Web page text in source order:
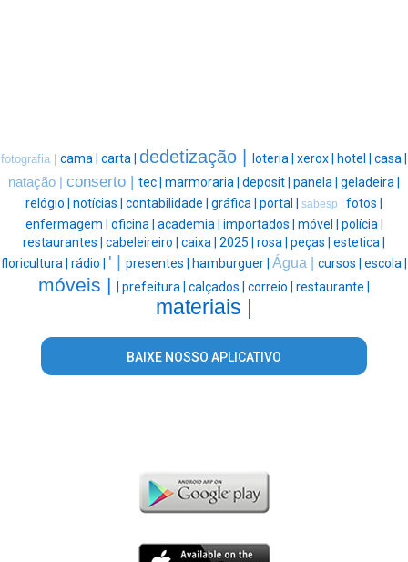
fotografia | cama | carta | dedetização | loteria | xerox | hotel | casa |
natação | conserto | tec | marmoraria | deposit | panela | geladeira |
relógio | notícias | contabilidade | gráfica | portal | sabesp | fotos |
enfermagem | oficina | academia | importados | móvel | polícia |
restaurantes | cabeleireiro | caixa | 2025 | rosa | peças | estetica |
floricultura | rádio | ' | presentes | hamburguer | Água | cursos | escola |
móveis | prefeitura | calçados | correio | restaurante |
materiais |
BAIXE NOSSO APLICATIVO